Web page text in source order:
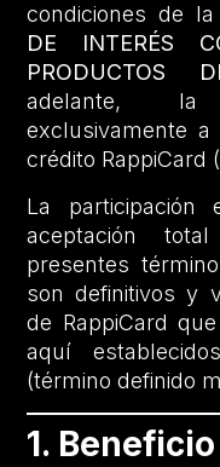
condiciones de
DE INTERÉS
PRODUCTOS
adelante, la
exclusivamente
crédito RappiCard
La participación
aceptación
presentes
son definitivos y
de RappiCard
aquí
(término definido
1. Beneficio